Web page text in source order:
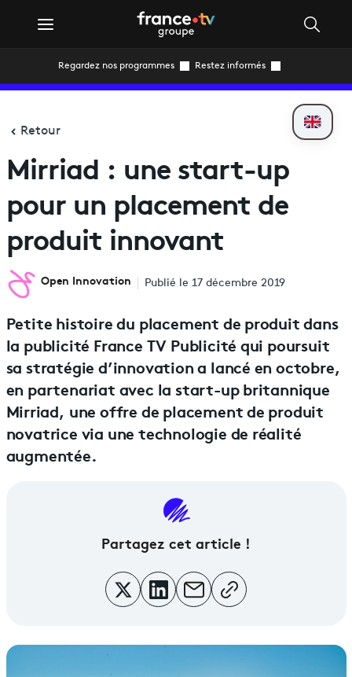
Regardez nos programmes Restez informés
Retour
Mirriad : une start-up
pour un placement de
produit innovant
Open Innovation Publié le 17 décembre 2019
Petite histoire du placement de produit dans
la publicité France TV Publicité qui poursuit
sa stratégie d’innovation a lancé en octobre,
en partenariat avec la start-up britannique
Mirriad, une offre de placement de produit
novatrice via une technologie de réalité
augmentée.
Partagez cet article !